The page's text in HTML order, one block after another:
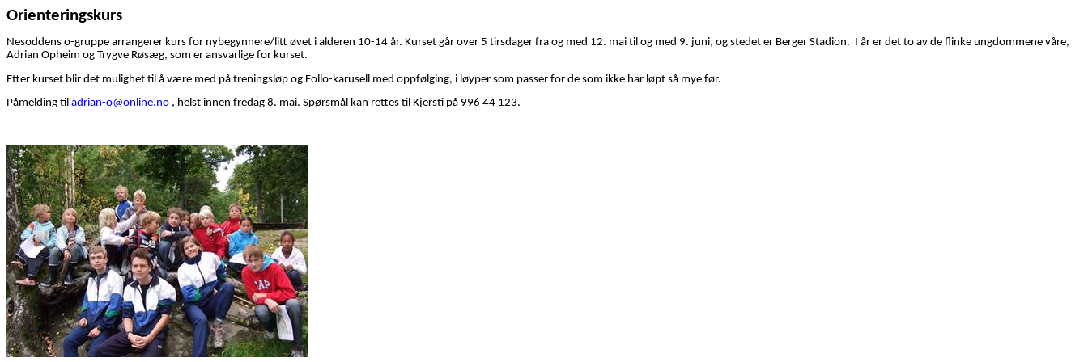
Orienteringskurs
Nesoddens o-gruppe arrangerer kurs for nybegynnere/litt øvet i alderen 10-14 år. Kurset går over 5 tirsdager fra og med 12. mai til og med 9. juni, og stedet er Berger Stadion. I år er det to av de flinke ungdommene våre,
Adrian Opheim og Trygve Røsæg, som er ansvarlige for kurset.
Etter kurset blir det mulighet til å være med på treningsløp og Follo-karusell med oppfølging, i løyper som passer for de som ikke har løpt så mye før.
Påmelding til adrian-o@online.no , helst innen fredag 8. mai. Spørsmål kan rettes til Kjersti på 996 44 123.